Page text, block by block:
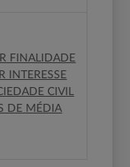
FINALIDADE
INTERESSE
CIVIL
DE MÉDIA